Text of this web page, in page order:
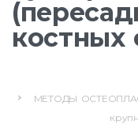
костных
МЕТОДЫ